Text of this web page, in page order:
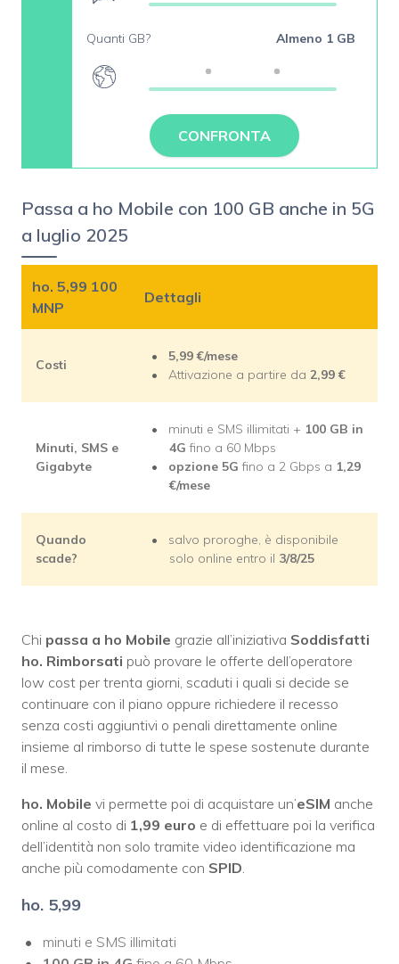
Quanti GB? Almeno 1 GB
CONFRONTA
Passa a ho Mobile con 100 GB anche in 5G
a luglio 2025
ho. 5,99 100
MNP
Dettagli
Costi
5,99€/mese
Attivazione a partire da 2,99 €
Minuti, SMS e
Gigabyte
minuti e SMS illimitati + 100 GB in
4G fino a 60 Mbps
opzione 5G fino a 2 Gbps a 1,29
€/mese
Quando
scade?
salvo proroghe, è disponibile
solo online entro il 3/8/25
Chi passa a ho Mobile grazie all’iniziativa Soddisfatti
ho. Rimborsati può provare le offerte dell’operatore
low cost per trenta giorni, scaduti i quali si decide se
continuare con il piano oppure richiedere il recesso
senza costi aggiuntivi o penali direttamente online
insieme al rimborso di tutte le spese sostenute durante
il mese.
ho. Mobile vi permette poi di acquistare un’eSIM anche
online al costo di 1,99 euro e di effettuare poi la verifica
dell’identità non solo tramite video identificazione ma
anche più comodamente con SPID.
ho. 5,99
minuti e SMS illimitati